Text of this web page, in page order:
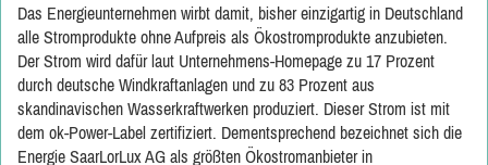
Das Energieunternehmen wirbt damit, bisher einzigartig in Deutschland
alle Stromprodukte ohne Aufpreis als Ökostromprodukte anzubieten.
Der Strom wird dafür laut Unternehmens-Homepage zu 17 Prozent
durch deutsche Windkraftanlagen und zu 83 Prozent aus
skandinavischen Wasserkraftwerken produziert. Dieser Strom ist mit
dem ok-Power-Label zertifiziert. Dementsprechend bezeichnet sich die
Energie SaarLorLux AG als größten Ökostromanbieter in